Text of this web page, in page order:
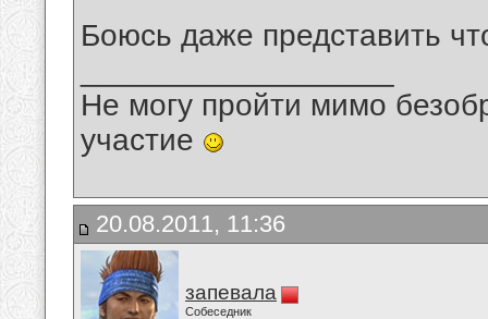
Боюсь даже представить
Не могу пройти мимо
участие
20.08.2011, 11:36
запевала
Собеседник